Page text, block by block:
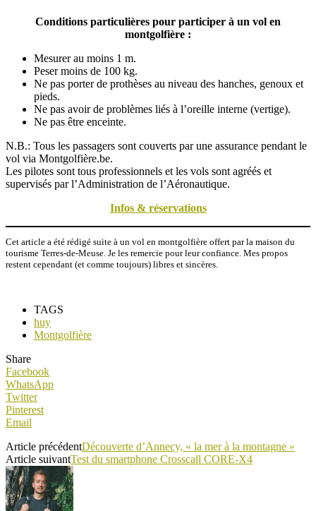
Conditions particulières pour participer à un vol en
montgolfière :
Mesurer au moins 1 m.
Peser moins de 100 kg.
Ne pas porter de prothèses au niveau des hanches, genoux et
pieds.
Ne pas avoir de problèmes liés à l’oreille interne (vertige).
Ne pas être enceinte.
N.B.: Tous les passagers sont couverts par une assurance pendant le
vol via Montgolfière.be.
Les pilotes sont tous professionnels et les vols sont agréés et
supervisés par l’Administration de l’Aéronautique.
Infos & réservations
Cet article a été rédigé suite à un vol en montgolfière offert par la maison du
tourisme Terres-de-Meuse. Je les remercie pour leur confiance. Mes propos
restent cependant (et comme toujours) libres et sincères.
TAGS
huy
Montgolfière
Share
Facebook
WhatsApp
Twitter
Pinterest
Email
Article précédentDécouverte d’Annecy, « la mer à la montagne »
Article suivantTest du smartphone Crosscall CORE-X4